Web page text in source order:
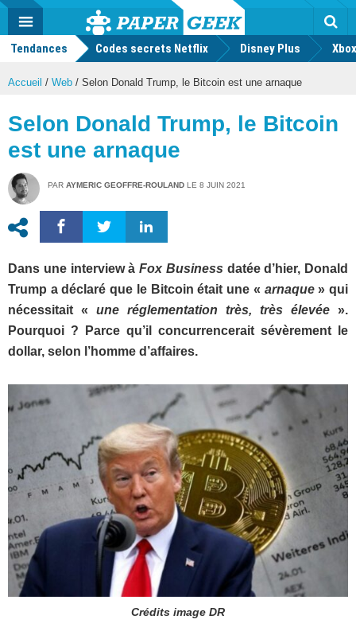
Actu
geek
MENU
Tendances Codes secrets Netflix Disney Plus
Accueil / Web / Selon Donald Trump, le Bitcoin est une arnaque
Selon Donald Trump, le Bitcoin
est une arnaque
PAR AYMERIC GEOFFRE-ROULAND LE 8 JUIN 2021
Dans une interview à Fox Business datée d’hier, Donald
Trump a déclaré que le Bitcoin était une « arnaque» qui
nécessitait « une réglementation très, très élevée ».
Pourquoi ? Parce qu’il concurrencerait sévèrement le
dollar, selon l’homme d’affaires.
Crédits image DR
Mode
FacebookTwitter Youtube